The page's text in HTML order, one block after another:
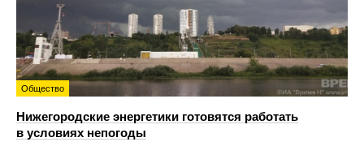
Общество
Нижегородские энергетики готовятся работать
в условиях непогоды